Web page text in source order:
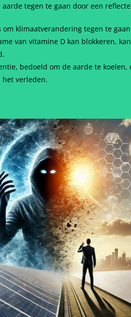
tegen te gaan door een
om klimaatverandering tegen te
van vitamine D kan blokkeren,
bedoeld om de aarde te
verleden.